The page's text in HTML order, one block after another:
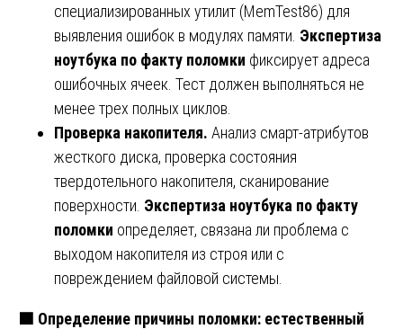
специализированных утилит (MemTest86) для
выявления ошибок в модулях памяти. Экспертиза
ноутбука по факту поломки фиксирует адреса
ошибочных ячеек. Тест должен выполняться не
менее трех полных циклов.
Проверка накопителя. Анализ смарт-атрибутов
жесткого диска, проверка состояния
твердотельного накопителя, сканирование
поверхности. Экспертиза ноутбука по факту
поломки определяет, связана ли проблема с
выходом накопителя из строя или с
повреждением файловой системы.
🟩 Определение причины поломки: естественный